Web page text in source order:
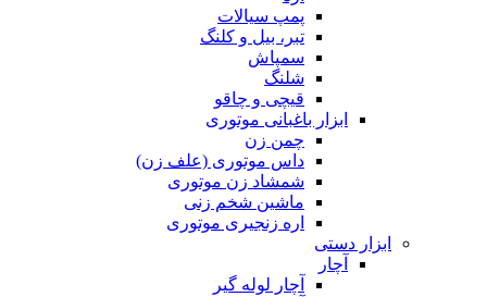
پمپ سیالات
تبر، بیل و کلنگ
سمپاش
شلنگ
قیچی و چاقو
ابزار باغبانی موتوری
چمن زن
داس موتوری (علف زن)
شمشاد زن موتوری
ماشین شخم زنی
اره زنجیری موتوری
ابزار دستی
آچار
آچار لوله گیر